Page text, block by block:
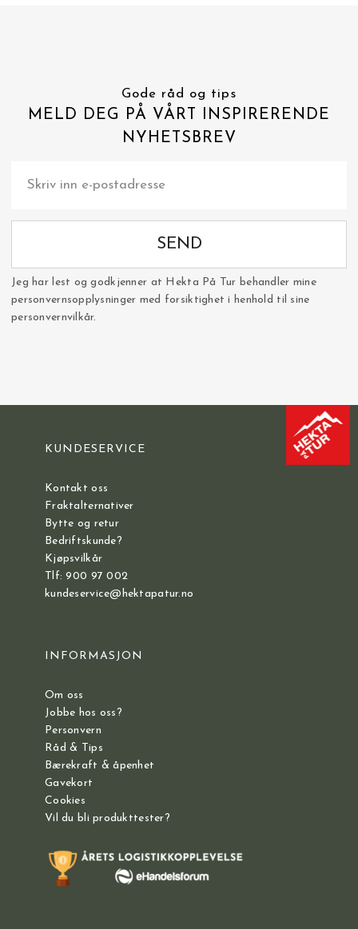
Gode råd og tips
MELD DEG PÅ VÅRT INSPIRERENDE
NYHETSBREV
SEND
Jeg har lest og godkjenner at Hekta På Tur behandler mine
personvernsopplysninger med forsiktighet i henhold til sine
personvernvilkår.
KUNDESERVICE
Kontakt oss
Fraktalternativer
Bytte og retur
Bedriftskunde?
Kjøpsvilkår
Tlf: 900 97 002
kundeservice@hektapatur.no
INFORMASJON
Om oss
Jobbe hos oss?
Personvern
Råd & Tips
Bærekraft & åpenhet
Gavekort
Cookies
Vil du bli produkttester?